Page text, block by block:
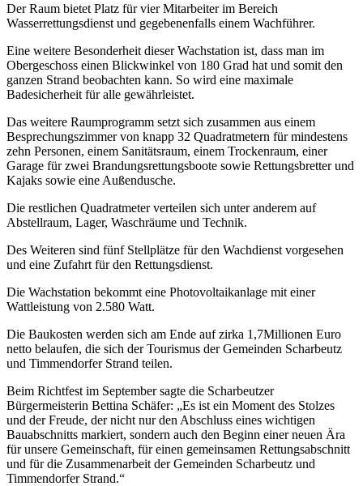
Der Raum bietet Platz für vier Mitarbeiter im Bereich
Wasserrettungsdienst und gegebenenfalls einem Wachführer.
Eine weitere Besonderheit dieser Wachstation ist, dass man im
Obergeschoss einen Blickwinkel von 180 Grad hat und somit den
ganzen Strand beobachten kann. So wird eine maximale
Badesicherheit für alle gewährleistet.
Das weitere Raumprogramm setzt sich zusammen aus einem
Besprechungszimmer von knapp 32 Quadratmetern für mindestens
zehn Personen, einem Sanitätsraum, einem Trockenraum, einer
Garage für zwei Brandungsrettungsboote sowie Rettungsbretter und
Kajaks sowie eine Außendusche.
Die restlichen Quadratmeter verteilen sich unter anderem auf
Abstellraum, Lager, Waschräume und Technik.
Des Weiteren sind fünf Stellplätze für den Wachdienst vorgesehen
und eine Zufahrt für den Rettungsdienst.
Die Wachstation bekommt eine Photovoltaikanlage mit einer
Wattleistung von 2.580 Watt.
Die Baukosten werden sich am Ende auf zirka 1,7Millionen Euro
netto belaufen, die sich der Tourismus der Gemeinden Scharbeutz
und Timmendorfer Strand teilen.
Beim Richtfest im September sagte die Scharbeutzer
Bürgermeisterin Bettina Schäfer: „Es ist ein Moment des Stolzes
und der Freude, der nicht nur den Abschluss eines wichtigen
Bauabschnitts markiert, sondern auch den Beginn einer neuen Ära
für unsere Gemeinschaft, für einen gemeinsamen Rettungsabschnitt
und für die Zusammenarbeit der Gemeinden Scharbeutz und
Timmendorfer Strand.“